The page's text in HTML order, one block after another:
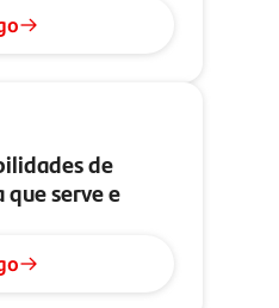
de
serve e